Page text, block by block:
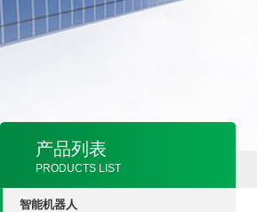
产品列表
PRODUCTS LIST
智能机器人